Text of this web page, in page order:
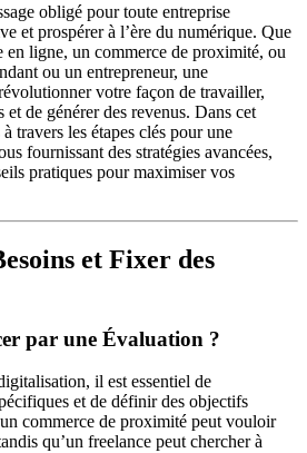
obligé pour toute entreprise
et prospérer à l’ère du numérique. Que
ligne, un commerce de proximité, ou
ou un entrepreneur, une
votre façon de travailler,
de générer des revenus. Dans cet
travers les étapes clés pour une
fournissant des stratégies avancées,
pratiques pour maximiser vos
et Fixer des
par une Évaluation ?
il est essentiel de
et de définir des objectifs
commerce de proximité peut vouloir
qu’un freelance peut chercher à